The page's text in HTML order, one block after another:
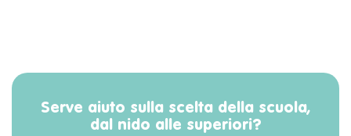
Serve aiuto sulla scelta della scuola,
dal nido alle superiori?